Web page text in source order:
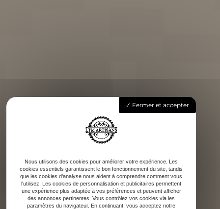
Fermer et accepter
Nous utilisons des cookies pour améliorer votre expérience. Les
cookies essentiels garantissent le bon fonctionnement du site, tandis
que les cookies d'analyse nous aident à comprendre comment vous
l'utilisez. Les cookies de personnalisation et publicitaires permettent
une expérience plus adaptée à vos préférences et peuvent afficher
des annonces pertinentes. Vous contrôlez vos cookies via les
paramètres du navigateur. En continuant, vous acceptez notre